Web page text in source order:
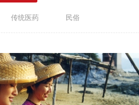
传统医药 民俗